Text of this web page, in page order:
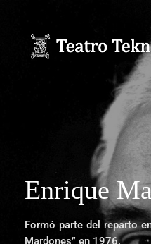
Enrique
Formó parte del reparto
Mardones” en 1976.